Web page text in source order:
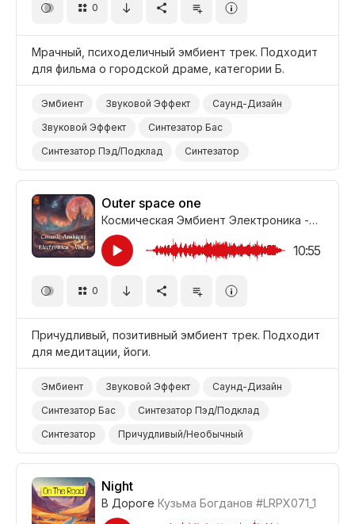
0
Мрачный, психоделичный эмбиент трек. Подходит
для фильма о городской драме, категории Б.
Эмбиент Звуковой Эффект
Саунд-Дизайн
Звуковой Эффект
Синтезатор Бас
Синтезатор Пэд/Подклад
Синтезатор
Гитара/Акустическая
Темный/Мрачный
Странный/Психоделичный
Фильм/Кино
Драма Городская
Драма
Outer space one
Космическая Эмбиент Электроника - Часть 1
10:55
0
Причудливый, позитивный эмбиент трек. Подходит
для медитации, йоги.
Эмбиент Звуковой Эффект
Саунд-Дизайн
Синтезатор Бас
Синтезатор Пэд/Подклад
Синтезатор
Причудливый/Необычный
Позитивный
Медитативный Жара
Джунгли
Лес
Пустыня
Night
В Дороге Кузьма Богданов #LRPX071_1